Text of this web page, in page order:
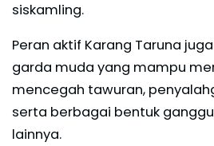
siskamling.
Peran aktif Karang Taruna
garda muda yang mampu
mencegah tawuran,
serta berbagai bentuk
lainnya.